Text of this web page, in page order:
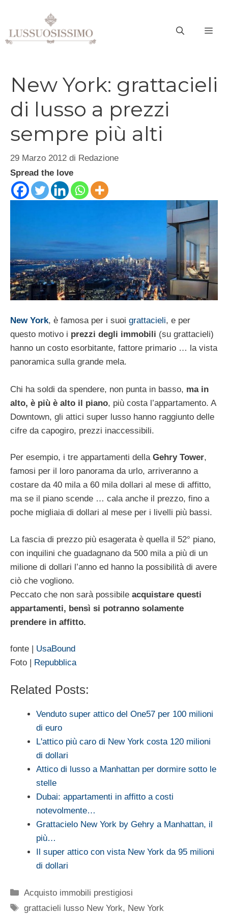
contenuto
New York: grattacieli
di lusso a prezzi
sempre più alti
29 Marzo 2012 di Redazione
Spread the love
New York, è famosa per i suoi grattacieli, e per
questo motivo i prezzi degli immobili (su grattacieli)
hanno un costo esorbitante, fattore primario … la vista
panoramica sulla grande mela.
Chi ha soldi da spendere, non punta in basso, ma in
alto, è più è alto il piano, più costa l’appartamento. A
Downtown, gli attici super lusso hanno raggiunto delle
cifre da capogiro, prezzi inaccessibili.
Per esempio, i tre appartamenti della Gehry Tower,
famosi per il loro panorama da urlo, arriveranno a
costare da 40 mila a 60 mila dollari al mese di affitto,
ma se il piano scende … cala anche il prezzo, fino a
poche migliaia di dollari al mese per i livelli più bassi.
La fascia di prezzo più esagerata è quella il 52° piano,
con inquilini che guadagnano da 500 mila a più di un
milione di dollari l’anno ed hanno la possibilità di avere
ciò che vogliono.
Peccato che non sarà possibile acquistare questi
appartamenti, bensì si potranno solamente
prendere in affitto.
fonte | UsaBound
Foto | Repubblica
Related Posts:
Venduto super attico del One57 per 100 milioni
di euro
L'attico più caro di New York costa 120 milioni
di dollari
Attico di lusso a Manhattan per dormire sotto le
stelle
Dubai: appartamenti in affitto a costi
notevolmente…
Grattacielo New York by Gehry a Manhattan, il
più…
Il super attico con vista New York da 95 milioni
di dollari
Categorie
Acquisto immobili prestigiosi
Tag
grattacieli lusso New York, New York